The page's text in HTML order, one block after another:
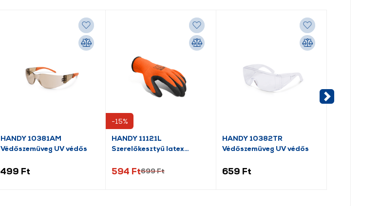
HANDY 10381AM
Védőszemüveg UV védős
499 Ft
-15%
HANDY 11121L
Szerelőkesztyű latex
594 Ft699 Ft
HANDY 10382TR
Védőszemüveg UV védős
659 Ft